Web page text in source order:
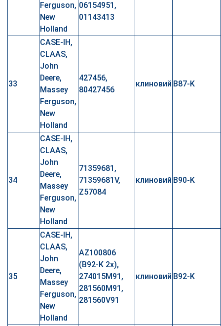
Ferguson,
New
Holland
06154951,
01143413
33
CASE-IH,
CLAAS,
John
Deere,
Massey
Ferguson,
New
Holland
427456,
80427456
клиновий B87-K
34
CASE-IH,
CLAAS,
John
Deere,
Massey
Ferguson,
New
Holland
71359681,
71359681V,
Z57084
клиновий B90-K
35
CASE-IH,
CLAAS,
John
Deere,
Massey
Ferguson,
New
Holland
AZ100806
(B92-K 2x),
274015M91,
281560M91,
281560V91
клиновий B92-K